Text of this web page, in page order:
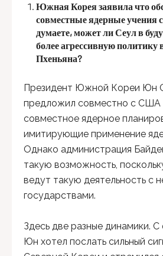
Южная Корея заявила что
совместные ядерные
думаете, может ли Сеул в
более агрессивную политику
Пхеньяна?
Президент Южной Кореи Юн
предложил совместно с США
совместное ядерное
имитирующие применение
Однако администрация
такую ​​возможность,
ведут такую ​​деятельность с
государствами.
Здесь две разные динамики.
Юн хотел послать сильный